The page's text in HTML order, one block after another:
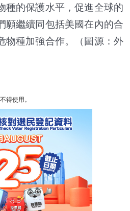
種的保護水平，促進全球的
願繼續同包括美國在內的合
物種加強合作。（圖源：外
得使用。